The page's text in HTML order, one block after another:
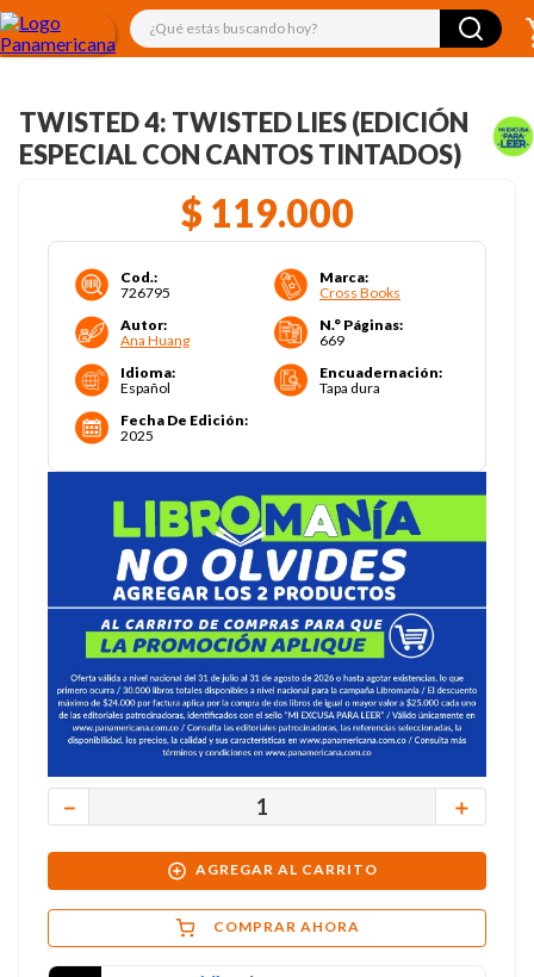
¿Qué estás buscando hoy?
TWISTED 4: TWISTED LIES (EDICIÓN
ESPECIAL CON CANTOS TINTADOS)
$ 119.000
Cod.:
726795
Marca:
Cross Books
Autor:
Ana Huang
N.° Páginas:
669
Idioma:
Español
Encuadernación:
Tapa dura
Fecha De Edición:
2025
＋
－
AGREGAR AL CARRITO
COMPRAR AHORA